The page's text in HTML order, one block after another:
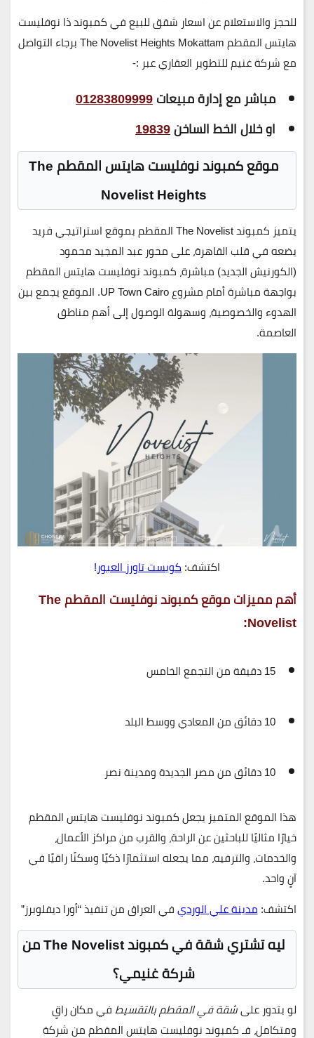
للحجز والاستعلام عن اسعار شقق للبيع في كمبوند ذا نوفليست
هايتس المقطم The Novelist Heights Mokattam برجاء التواصل
مع شركة غنيم للتطوير العقاري عبر :-
مباشر مع إدارة مبيعات01283809999
او خلال الخط الساخن19839
موقعكمبوند نوفليست هايتس المقطمThe
Novelist Heights
يتميز كمبوند The Novelist المقطم
بموقع استراتيجي فريد
يضعه في قلب القاهرة، علىمحور عبد المجيد محمود
(الكورنيش الجديد) مباشرة، كمبوند نوفليست هايتس المقطم
بواجهة مباشرة أماممشروع UP Town Cairo
. الموقع يجمع بين
الهدوء والخصوصية، وسهولة الوصول إلى أهم مناطق
العاصمة.
اكتشف:كويست تاورز العبور!
أهم مميزات موقع كمبوند نوفليست المقطم The
Novelist:
15 دقيقة من التجمع الخامس
10 دقائق من المعادي ووسط البلد
10 دقائق من مصر الجديدة ومدينة نصر
هذا الموقع المتميز يجعلكمبوند نوفليست هايتس المقطم
خيارًا مثاليًا للباحثين عن الراحة، والقرب من مراكز الأعمال،
والخدمات، والترفيه، مما يجعله استثمارًا ذكيًا وسكنًا راقيًا في
آنٍ واحد.
اكتشف:مدينة علي الورديفي العراق من تنفيذ “أورا ديفلوبرز”
ليه تشتري شقة في كمبوند The Novelist من
شركة غنيمي؟
لو بتدور علىشقة في المقطم بالتقسيطفي مكان راقٍ
ومتكامل، فـكمبوند نوفليست هايتس المقطممن شركة